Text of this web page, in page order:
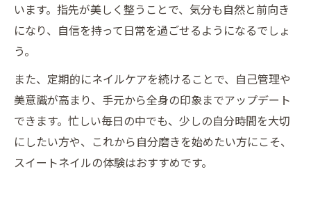
います。指先が美しく整うことで、気分も自然と前向き
になり、自信を持って日常を過ごせるようになるでしょ
う。
また、定期的にネイルケアを続けることで、自己管理や
美意識が高まり、手元から全身の印象までアップデート
できます。忙しい毎日の中でも、少しの自分時間を大切
にしたい方や、これから自分磨きを始めたい方にこそ、
スイートネイルの体験はおすすめです。